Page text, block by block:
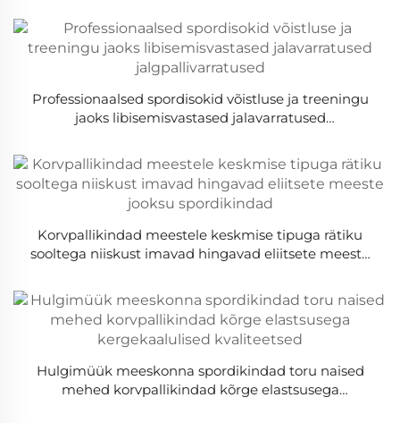
Professionaalsed spordisokid võistluse ja treeningu
jaoks libisemisvastased jalavarratused
Korvpallikindad meestele keskmise tipuga rätiku
sooltega niiskust imavad hingavad eliitsete meeste
Hulgimüük meeskonna spordikindad toru naised
mehed korvpallikindad kõrge elastsusega